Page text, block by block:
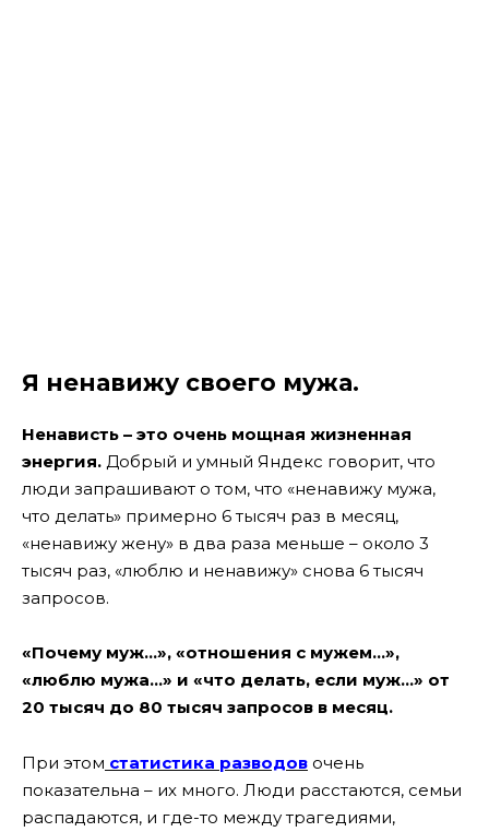
Я ненавижу своего мужа.
Ненависть – это очень мощная жизненная
энергия. Добрый и умный Яндекс говорит, что
люди запрашивают о том, что «ненавижу мужа,
что делать» примерно 6 тысяч раз в месяц,
«ненавижу жену» в два раза меньше – около 3
тысяч раз, «люблю и ненавижу» снова 6 тысяч
запросов.
«Почему муж…», «отношения с мужем…»,
«люблю мужа…» и «что делать, если муж…» от
20 тысяч до 80 тысяч запросов в месяц.
При этом статистика разводов очень
показательна – их много. Люди расстаются, семьи
распадаются, и где-то между трагедиями,